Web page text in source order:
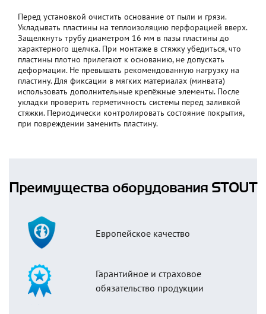
Перед установкой очистить основание от пыли и грязи.
Укладывать пластины на теплоизоляцию перфорацией вверх.
Защелкнуть трубу диаметром 16 мм в пазы пластины до
характерного щелчка. При монтаже в стяжку убедиться, что
пластины плотно прилегают к основанию, не допускать
деформации. Не превышать рекомендованную нагрузку на
пластину. Для фиксации в мягких материалах (минвата)
использовать дополнительные крепёжные элементы. После
укладки проверить герметичность системы перед заливкой
стяжки. Периодически контролировать состояние покрытия,
при повреждении заменить пластину.
Преимущества оборудования STOUT
Европейское качество
Гарантийное и страховое
обязательство продукции